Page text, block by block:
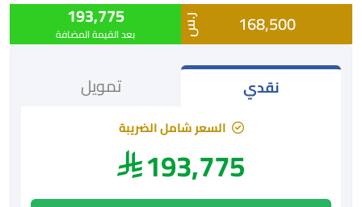
168,500 ر.س 193,775
بعد القيمة المضافة
نقدي تمويل
السعر شامل الضريبة
193,775